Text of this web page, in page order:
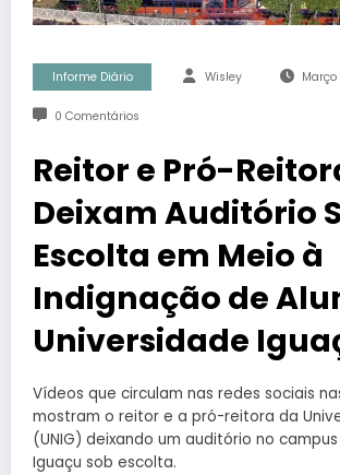
Informe Diário Wisley
0 Comentários
Reitor e Pró-
Deixam Auditório
Escolta em Meio à
Indignação de
Universidade
Vídeos que circulam nas redes sociais
mostram o reitor e a pró-reitora da
(UNIG) deixando um auditório no
Iguaçu sob escolta.